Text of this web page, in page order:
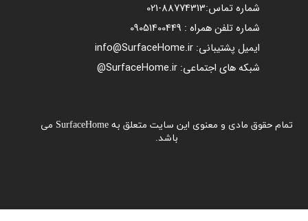
شماره تماس:88774313​​​​​​​
-021​​​​​​​
شماره تلفن همراه : 09051400449
ایمیل پشتیبانی: info@SurfaceHome.ir
شبکه های اجتماعی: SurfaceHome.ir@
تمام حقوق مادی و معنوی این سایت متعلق به SurfaceHome می
باشد.